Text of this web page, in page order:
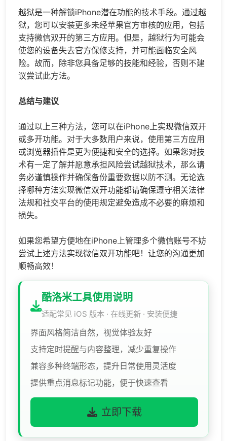
越狱是一种解锁iPhone潜在功能的技术手段。通过越
狱，您可以安装更多未经苹果官方审核的应用，包括
支持微信双开的第三方应用。但是，越狱行为可能会
使您的设备失去官方保修支持，并可能面临安全风
险。故而，除非您具备足够的技能和经验，否则不建
议尝试此方法。
总结与建议
通过以上三种方法，您可以在iPhone上实现微信双开
或多开功能。对于大多数用户来说，使用第三方应用
或浏览器插件是更为便捷和安全的选择。如果您对技
术有一定了解并愿意承担风险尝试越狱技术，那么请
务必谨慎操作并确保备份重要数据以防不测。无论选
择哪种方法实现微信双开功能都请确保遵守相关法律
法规和社交平台的使用规定避免造成不必要的麻烦和
损失。
如果您希望方便地在iPhone上管理多个微信账号不妨
尝试上述方法实现微信双开功能吧！让您的沟通更加
顺畅高效！
酷洛米工具使用说明
适配常见 iOS 版本 · 在线更新 · 安装便捷
界面风格简洁自然，视觉体验友好
支持定时提醒与内容整理，减少重复操作
兼容多种终端形态，提升日常使用灵活度
提供重点消息标记功能，便于快速查看
立即下载